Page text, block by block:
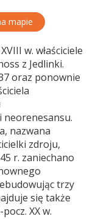
mapie
w. właściciele
z Jedlinki.
oraz ponownie
neorenesansu.
nazwana
zdroju,
r. zaniechano
trzy
się także
XX w.